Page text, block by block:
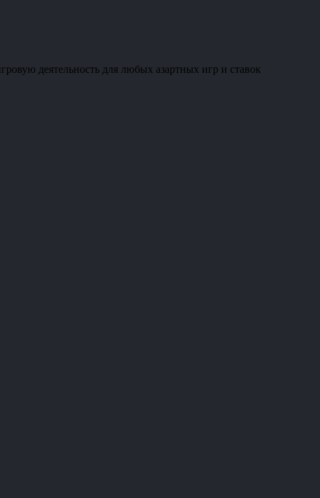
деятельность для любых азартных игр и ставок